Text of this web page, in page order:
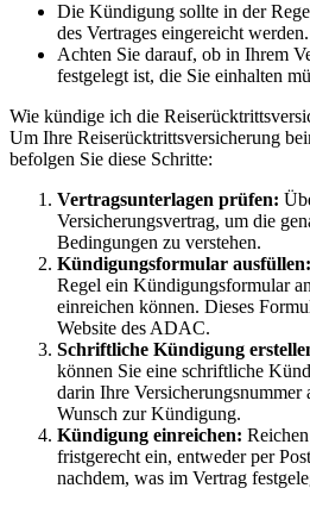
Die Kündigung sollte in der
des Vertrages eingereicht werden.
Achten Sie darauf, ob in Ihrem
festgelegt ist, die Sie einhalten
Wie kündige ich die
Um Ihre Reiserücktrittsversicherung
befolgen Sie diese Schritte:
Vertragsunterlagen prüfen:
Versicherungsvertrag, um die
Bedingungen zu verstehen.
Kündigungsformular ausfüllen:
Regel ein Kündigungsformular
einreichen können. Dieses
Website des ADAC.
Schriftliche Kündigung
können Sie eine schriftliche
darin Ihre Versicherungsnummer
Wunsch zur Kündigung.
Kündigung einreichen:
fristgerecht ein, entweder per
nachdem, was im Vertrag